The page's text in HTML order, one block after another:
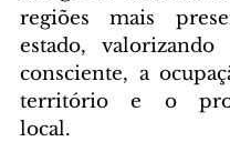
regiões mais
estado,
consciente, a
território e o
local.